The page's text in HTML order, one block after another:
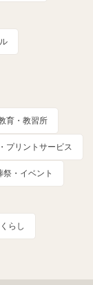
育・教習所
プリントサービス
祭・イベント
らし